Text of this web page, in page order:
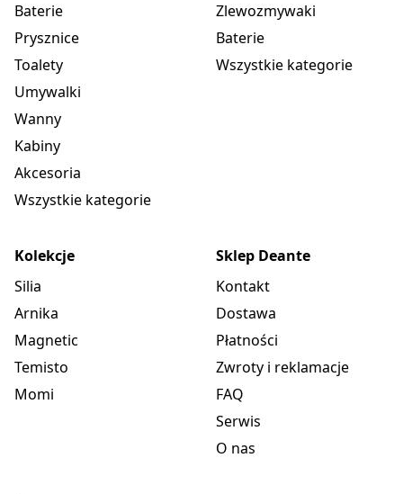
Baterie
Prysznice
Toalety
Umywalki
Wanny
Kabiny
Akcesoria
Wszystkie kategorie
Zlewozmywaki
Baterie
Wszystkie kategorie
Kolekcje
Silia
Arnika
Magnetic
Temisto
Momi
Sklep Deante
Kontakt
Dostawa
Płatności
Zwroty i reklamacje
FAQ
Serwis
O nas